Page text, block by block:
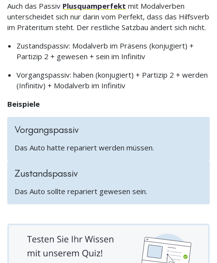
Auch das Passiv Plusquamperfekt mit Modalverben
unterscheidet sich nur darin vom Perfekt, dass das Hilfsverb
im Präteritum steht. Der restliche Satzbau ändert sich nicht.
Zustandspassiv: Modalverb im Präsens (konjugiert) +
Partizip 2 + gewesen + sein im Infinitiv
Vorgangspassiv: haben (konjugiert) + Partizip 2 + werden
(Infinitiv) + Modalverb im Infinitiv
Beispiele
Vorgangspassiv
Das Auto hatte repariert werden müssen.
Zustandspassiv
Das Auto sollte repariert gewesen sein.